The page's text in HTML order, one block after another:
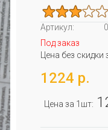
Артикул:
Под заказ
Цена без скидки
1224 р.
Цена за 1шт: